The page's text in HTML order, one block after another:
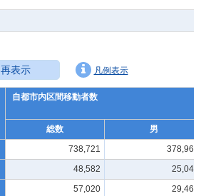
再表示 凡例表示
自都市内区間移動者数
総数
男
738,721
378,967
48,582
25,047
57,020
29,461